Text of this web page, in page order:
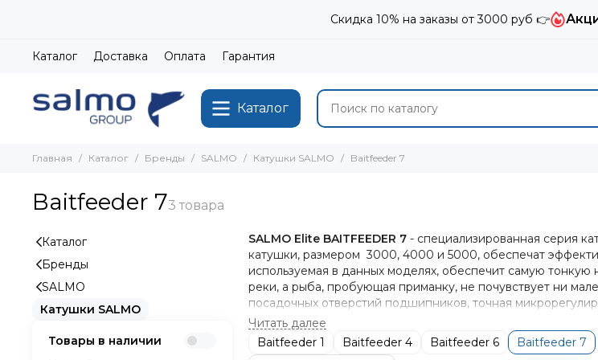
Скидка 10% на заказы от 3000 руб 👉
Каталог Доставка Оплата Гарантия
Каталог
Главная Каталог Бренды SALMO Катушки SALMO Baitfeeder 7
Baitfeeder 7
SALMO Elite BAITFEEDER 7- специализированная серия
катушки, размером 3000, 4000 и 5000, обеспечат
используемая в данных моделях, обеспечит самую тонкую
реки, а рыба, пробующая приманку, не почувствует ни
посадочных отверстий подшипников, точная
всего механизма ставят эти катушки в разряд элитных
ОСНОВНЫЕ ПРЕИМУЩЕСТВА:
Baitfeeder 1 Baitfeeder 4 Baitfeeder 6 Baitfeeder 7
Каталог
Бренды
SALMO
Катушки SALMO
Товары в наличии